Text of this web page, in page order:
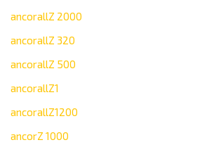
ancorallZ 2000
ancorallZ 320
ancorallZ 500
ancorallZ1
ancorallZ1200
ancorZ 1000